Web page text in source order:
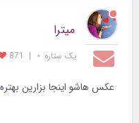
میترا
یک ستاره ⋆ |
871
عکس هاشو اینجا بزارین